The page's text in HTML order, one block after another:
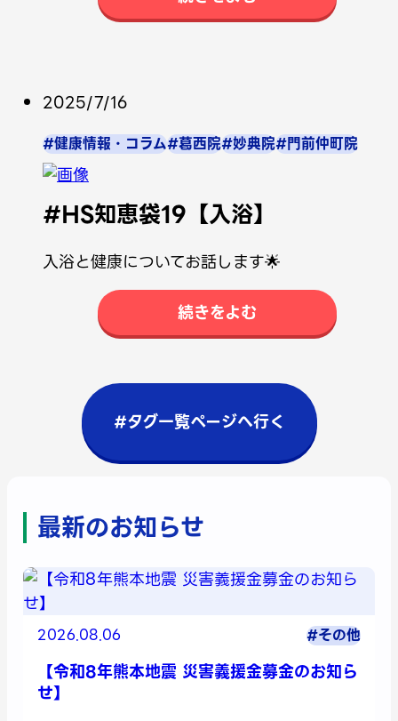
2025/7/16
#健康情報・コラム#葛西院#妙典院#門前仲町院
#HS知恵袋19【入浴】
入浴と健康についてお話します🌟
続きをよむ
#タグ一覧ページへ行く
最新のお知らせ
2026.08.06 #その他
【令和8年熊本地震 災害義援金募金のお知ら
せ】